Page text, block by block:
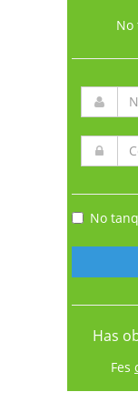
No
No
Has
Fes